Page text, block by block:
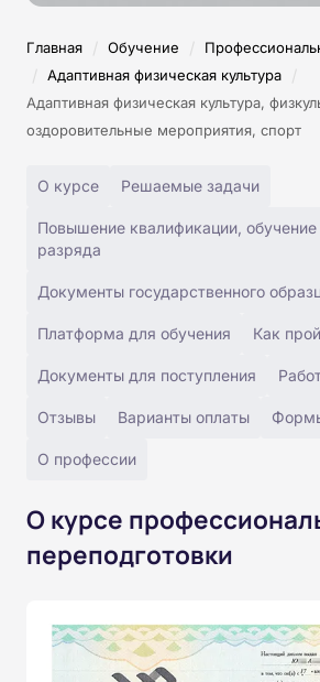
Главная / Обучение /
/ Адаптивная физическая культура /
Адаптивная физическая культура,
оздоровительные мероприятия, спорт
О курсе Решаемые задачи
Повышение квалификации,
разряда
Документы государственного
Платформа для обучения Как
Документы для поступления
Отзывы Варианты оплаты
О профессии
О курсе
переподготовки